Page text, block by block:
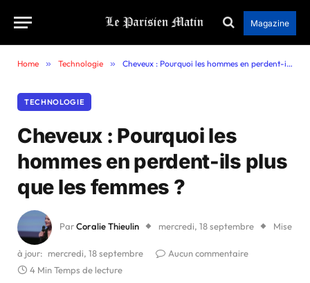
Magazine
Home » Technologie » Cheveux : Pourquoi les hommes en perdent-ils plus que les femmes ?
TECHNOLOGIE
Cheveux : Pourquoi les
hommes en perdent-ils plus
que les femmes ?
ParCoralie Thieulin mercredi, 18 septembre Mise
à jour: mercredi, 18 septembre
Aucun commentaire
4 Min Temps de lecture